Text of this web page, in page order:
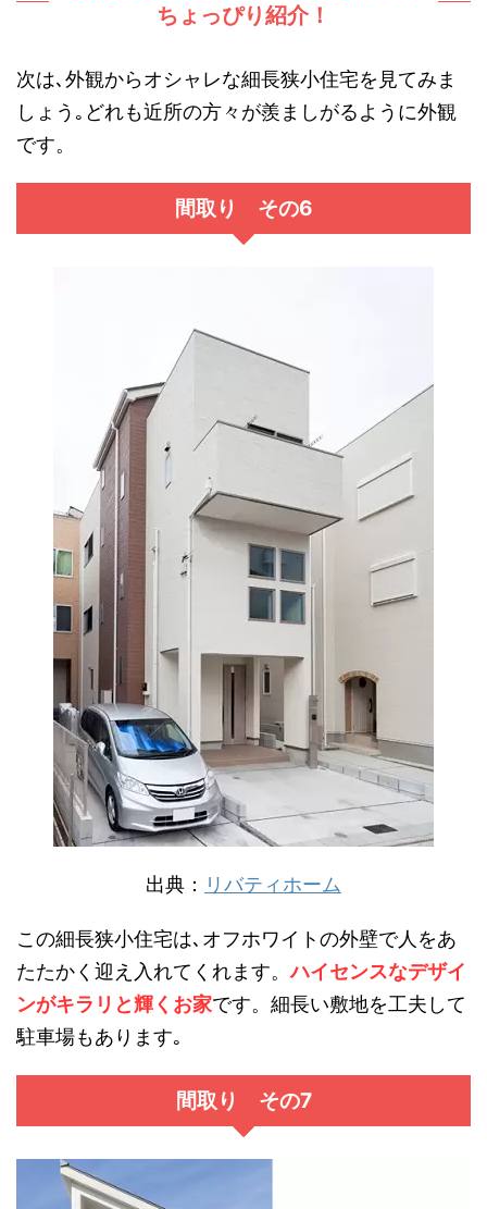
ちょっぴり紹介！
次は､外観からオシャレな細長狭小住宅を見てみま
しょう｡どれも近所の方々が羨ましがるように外観
です。
間取り その6
出典： リバティホーム
この細長狭小住宅は､オフホワイトの外壁で人をあ
たたかく迎え入れてくれます。ハイセンスなデザイ
ンがキラリと輝くお家です。細長い敷地を工夫して
駐車場もあります｡
間取り その7